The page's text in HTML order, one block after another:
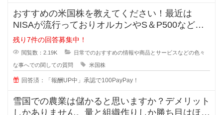
おすすめの米国株を教えてください！最近は
NISAが流行っておりオルカンやS＆P500などが
主流ですが、皆が同じものに投資
残り7件の回答募集中！
閲覧数：2.19K 日常でのおすすめの情報や商品とサービスなどの色々
な事へでの関しての質問 米国株
回答済：「報酬UP中」承認で100PayPay！
雪国での農業は儲かると思いますか？デメリット
しかありません。量と組織作りしか勝ち目はほと